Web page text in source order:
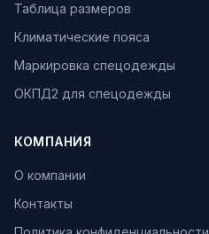
Таблица размеров
Климатические пояса
Маркировка спецодежды
ОКПД2 для спецодежды
КОМПАНИЯ
О компании
Контакты